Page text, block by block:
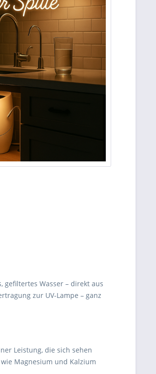
Wasser – direkt aus
zur UV-Lampe – ganz
Leistung, die sich sehen
Magnesium und Kalzium